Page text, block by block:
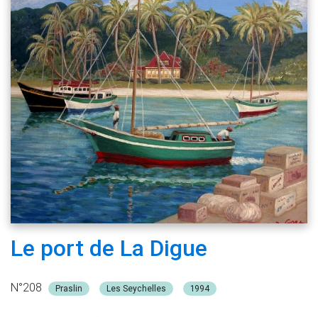
Le port de La Digue
N°208 Praslin Les Seychelles 1994